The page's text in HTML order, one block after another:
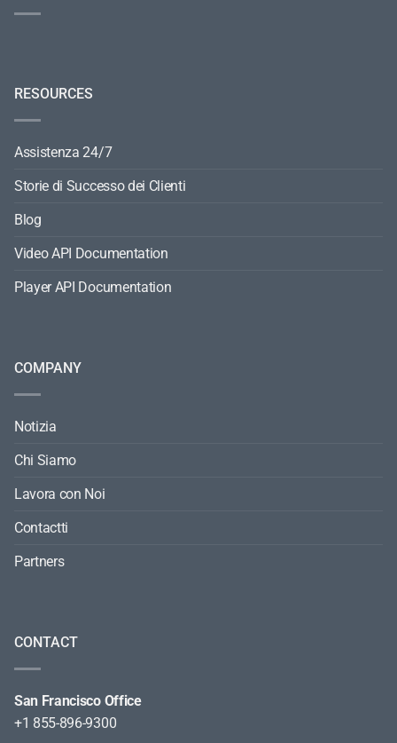
RESOURCES
Assistenza 24/7
Storie di Successo dei Clienti
Blog
Video API Documentation
Player API Documentation
COMPANY
Notizia
Chi Siamo
Lavora con Noi
Contactti
Partners
CONTACT
San Francisco Office
+1 855-896-9300